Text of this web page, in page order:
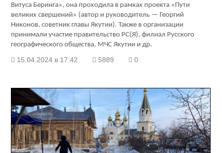
Витуса Беринга», она проходила в рамках проекта «Пути
великих свершений» (автор и руководитель — Георгий
Никонов, советник главы Якутии). Также в организации
принимали участие правительство РС(Я), филиал Русского
географического общества, МЧС Якутии и др.
15.04.2024 в 17:42 5889 0